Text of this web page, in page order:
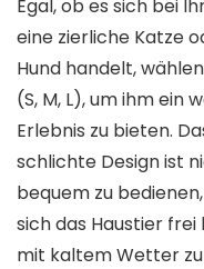
Egal, ob es sich bei
eine zierliche Katze
Hund handelt,
(S, M, L), um ihm ein
Erlebnis zu bieten.
schlichte Design ist
bequem zu
sich das Haustier
mit kaltem Wetter